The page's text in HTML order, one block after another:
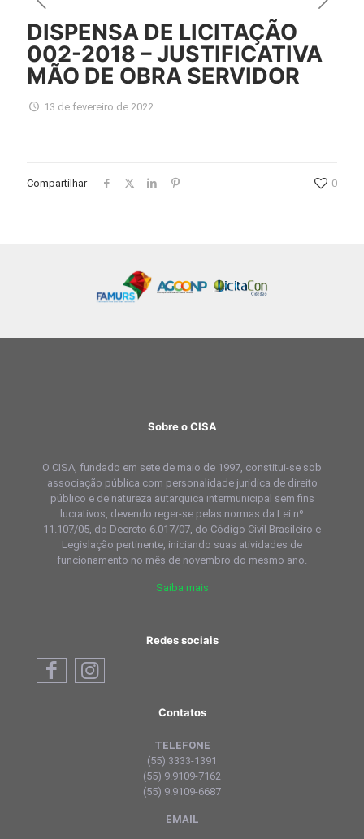
DISPENSA DE LICITAÇÃO
002-2018 – JUSTIFICATIVA
MÃO DE OBRA SERVIDOR
13 de fevereiro de 2022
Compartilhar 0
Sobre o CISA
O CISA, fundado em sete de maio de 1997, constitui-se sob
associação pública com personalidade juridica de direito
público e de natureza autarquica intermunicipal sem fins
lucrativos, devendo reger-se pelas normas da Lei nº
11.107/05, do Decreto 6.017/07, do Código Civil Brasileiro e
Legislação pertinente, iniciando suas atividades de
funcionamento no mês de novembro do mesmo ano.
Saiba mais
Redes sociais
Contatos
TELEFONE
(55) 3333-1391
(55) 9.9109-7162
(55) 9.9109-6687
EMAIL